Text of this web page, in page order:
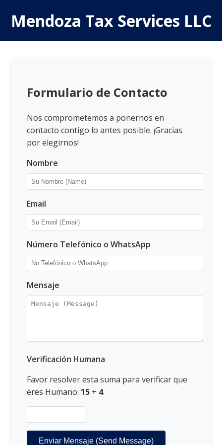
Mendoza Tax Services LLC
Formulario de Contacto
Nos comprometemos a ponernos en
contacto contigo lo antes posible. ¡Gracias
por elegirnos!
Nombre
Email
Número Telefónico o WhatsApp
Mensaje
Verificación Humana
Favor resolver esta suma para verificar que
eres Humano: 15 + 4
Enviar Mensaje (Send Message)